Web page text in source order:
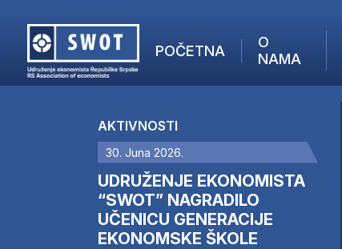
POČETNA
O
NAMA
AKTUELNO
ANALIZE
KOMPANIJE
FINANSIJE
IZ STRANIH MEDIJA
AKTIVNOSTI
30. Juna 2026.
UDRUŽENJE EKONOMISTA
“SWOT” NAGRADILO
UČENICU GENERACIJE
EKONOMSKE ŠKOLE